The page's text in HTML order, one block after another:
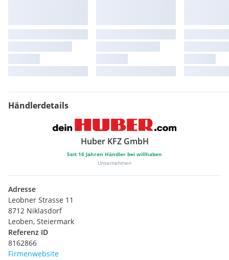
Keyless Entry & Keyless Start
LED Scheinwerfer mit Lichtautomatik
Abgedunkelte Heck- und Seitenscheiben
Controlled Deceleration for Parking Brake (CDP)
Vehicle Dynamics Control (VDC)
Beifahrersitz mit 4-Wege-Sitzverstellung
Intelligent Power Brake System (IPB)
Rear Cross Traffic Alert/Brake (RCTA/RCTB)
360 Grad Kamera
Fahrersitz elektr verstellbar 8 Wege
Smart Key
18 Zoll Aluminiumfelgen
Heckscheibenheizung
Full LCD Informationsdisplay
Dirac Sound Effect (8 Lautsprecher)
Direktes Fahrer-Müdigkeits-Management (DFM)
Händlerdetails
Huber KFZ GmbH
Seit 16 Jahren Händler bei willhaben
Unternehmen
Adresse
Leobner Strasse 11
8712 Niklasdorf
Leoben, Steiermark
Referenz ID
8162866
Firmenwebsite